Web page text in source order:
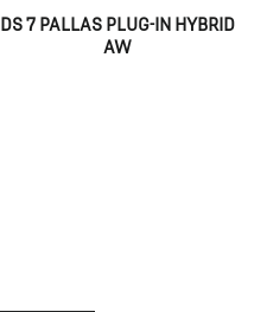
DS 7 PALLAS PLUG-IN HYBRID
AW